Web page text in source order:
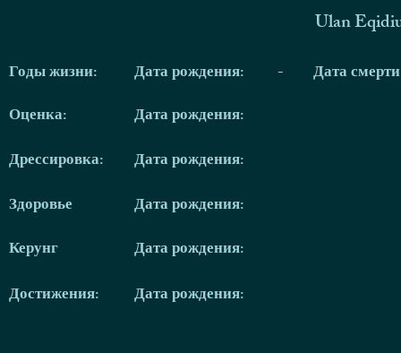
Ulan
Годы жизни:
Оценка:
Дрессировка:
Здоровье
Керунг
Достижения:
Дата рождения: -
Дата
Дата рождения:
Дата рождения:
Дата рождения:
Дата рождения:
Дата рождения: